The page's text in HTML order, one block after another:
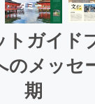
トガイド
のメッセ
期